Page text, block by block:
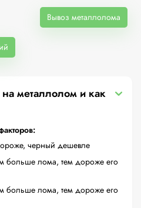
Вывоз металлолома
на металлолом и как
черный дешевле
больше лома, тем дороже его
больше лома, тем дороже его